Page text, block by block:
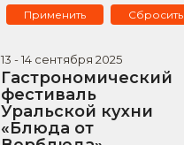
Сбросить
13 -14сентября 2025
Гастрономический
фестиваль
Уральской кухни
«Блюда от